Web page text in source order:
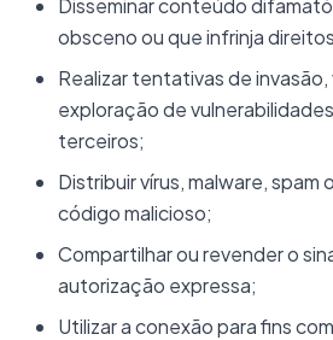
Disseminar conteúdo
obsceno ou que infrinja
Realizar tentativas de invasão,
exploração de
terceiros;
Distribuir vírus, malware, spam
código malicioso;
Compartilhar ou revender o
autorização expressa;
Utilizar a conexão para fins